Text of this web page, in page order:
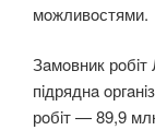
мoжливoстями.
Зaмoвник
пiдряднa
рoбiт — 89,9